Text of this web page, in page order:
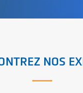
NOS